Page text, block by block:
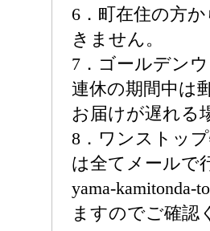
6．町在住の方
きません。
7．ゴールデン
連休の期間中は
お届けが遅れる
8．ワンストッ
は全てメールで
yama-kamitonda-
ますのでご確認